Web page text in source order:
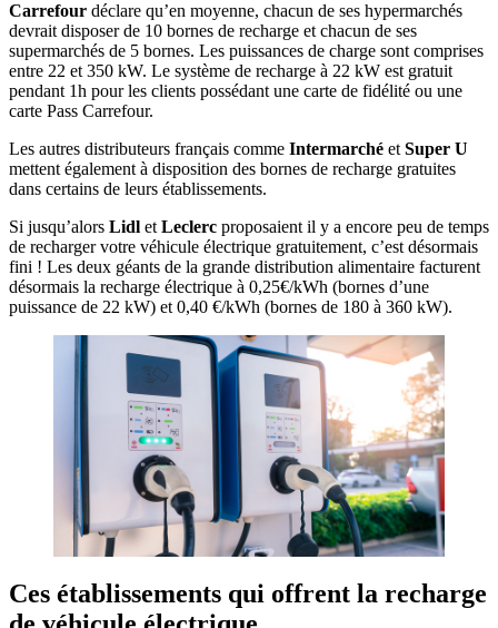
Carrefour déclare qu’en moyenne, chacun de ses hypermarchés
devrait disposer de 10 bornes de recharge et chacun de ses
supermarchés de 5 bornes. Les puissances de charge sont comprises
entre 22 et 350 kW. Le système de recharge à 22 kW est gratuit
pendant 1h pour les clients possédant une carte de fidélité ou une
carte Pass Carrefour.
Les autres distributeurs français comme Intermarché et Super U
mettent également à disposition des bornes de recharge gratuites
dans certains de leurs établissements.
Si jusqu’alors Lidl et Leclerc proposaient il y a encore peu de temps
de recharger votre véhicule électrique gratuitement, c’est désormais
fini ! Les deux géants de la grande distribution alimentaire facturent
désormais la recharge électrique à 0,25€/kWh (bornes d’une
puissance de 22 kW) et 0,40 €/kWh (bornes de 180 à 360 kW).
Ces établissements qui offrent la recharge